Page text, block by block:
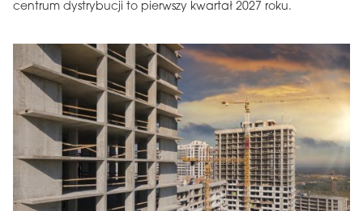
centrum dystrybucji to pierwszy kwartał 2027 roku.
MAGAZYN